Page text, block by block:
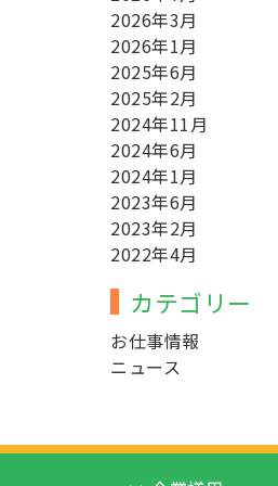
2026年3月
2026年1月
2025年6月
2025年2月
2024年11月
2024年6月
2024年1月
2023年6月
2023年2月
2022年4月
カテゴリー
お仕事情報
ニュース